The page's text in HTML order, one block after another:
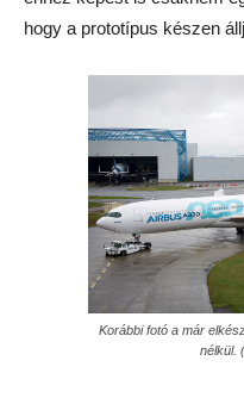
hogy a prototípus készen
Korábbi fotó a már
nélkül.